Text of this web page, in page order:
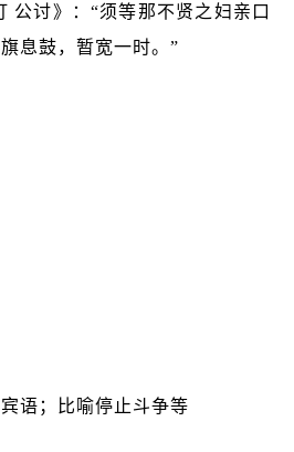
公讨》：“须等那不贤之妇亲口
息鼓，暂宽一时。”
语；比喻停止斗争等